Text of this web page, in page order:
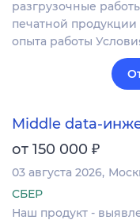
разгрузочные
печатной продукции
опыта работы
Middle data-
от 150 000 ₽
03 августа 2026
СБЕР
Наш продукт -